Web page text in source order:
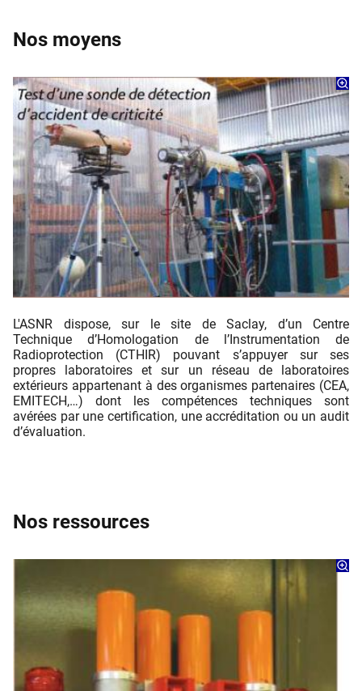
Nos moyens
L'ASNR dispose, sur le site de Saclay, d’un Centre
Technique d’Homologation de l’Instrumentation de
Radioprotection (CTHIR) pouvant s’appuyer sur ses
propres laboratoires et sur un réseau de laboratoires
extérieurs appartenant à des organismes partenaires (CEA,
EMITECH,…) dont les compétences techniques sont
avérées par une certification, une accréditation ou un audit
d’évaluation.
Nos ressources